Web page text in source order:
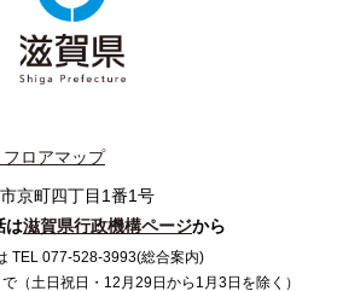
ロアマップ
京町四丁目1番1号
は滋賀県行政機構ページから
TEL 077-528-3993(総合案内)
（土日祝日・12月29日から1月3日を除く）